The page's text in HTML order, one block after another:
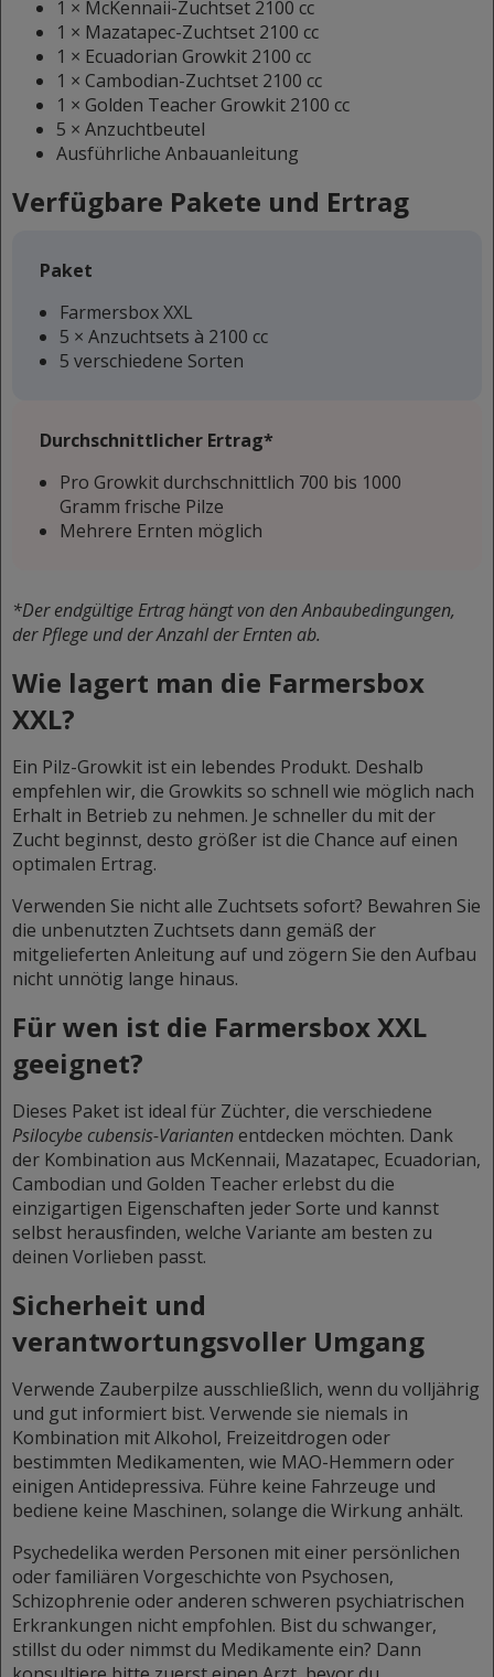
1 × McKennaii-Zuchtset 2100 cc
1 × Mazatapec-Zuchtset 2100 cc
1 × Ecuadorian Growkit 2100 cc
1 × Cambodian-Zuchtset 2100 cc
1 × Golden Teacher Growkit 2100 cc
5 × Anzuchtbeutel
Ausführliche Anbauanleitung
Verfügbare Pakete und Ertrag
Paket
Farmersbox XXL
5 × Anzuchtsets à 2100 cc
5 verschiedene Sorten
Durchschnittlicher Ertrag*
Pro Growkit durchschnittlich 700 bis 1000
Gramm frische Pilze
Mehrere Ernten möglich
*Der endgültige Ertrag hängt von den Anbaubedingungen,
der Pflege und der Anzahl der Ernten ab.
Wie lagert man die Farmersbox
XXL?
Ein Pilz-Growkit ist ein lebendes Produkt. Deshalb
empfehlen wir, die Growkits so schnell wie möglich nach
Erhalt in Betrieb zu nehmen. Je schneller du mit der
Zucht beginnst, desto größer ist die Chance auf einen
optimalen Ertrag.
Verwenden Sie nicht alle Zuchtsets sofort? Bewahren Sie
die unbenutzten Zuchtsets dann gemäß der
mitgelieferten Anleitung auf und zögern Sie den Aufbau
nicht unnötig lange hinaus.
Für wen ist die Farmersbox XXL
geeignet?
Dieses Paket ist ideal für Züchter, die verschiedene
Psilocybe cubensis-Variantenentdecken möchten. Dank
der Kombination aus McKennaii, Mazatapec, Ecuadorian,
Cambodian und Golden Teacher erlebst du die
einzigartigen Eigenschaften jeder Sorte und kannst
selbst herausfinden, welche Variante am besten zu
deinen Vorlieben passt.
Sicherheit und
verantwortungsvoller Umgang
Verwende Zauberpilze ausschließlich, wenn du volljährig
und gut informiert bist. Verwende sie niemals in
Kombination mit Alkohol, Freizeitdrogen oder
bestimmten Medikamenten, wie MAO-Hemmern oder
einigen Antidepressiva. Führe keine Fahrzeuge und
bediene keine Maschinen, solange die Wirkung anhält.
Psychedelika werden Personen mit einer persönlichen
oder familiären Vorgeschichte von Psychosen,
Schizophrenie oder anderen schweren psychiatrischen
Erkrankungen nicht empfohlen. Bist du schwanger,
stillst du oder nimmst du Medikamente ein? Dann